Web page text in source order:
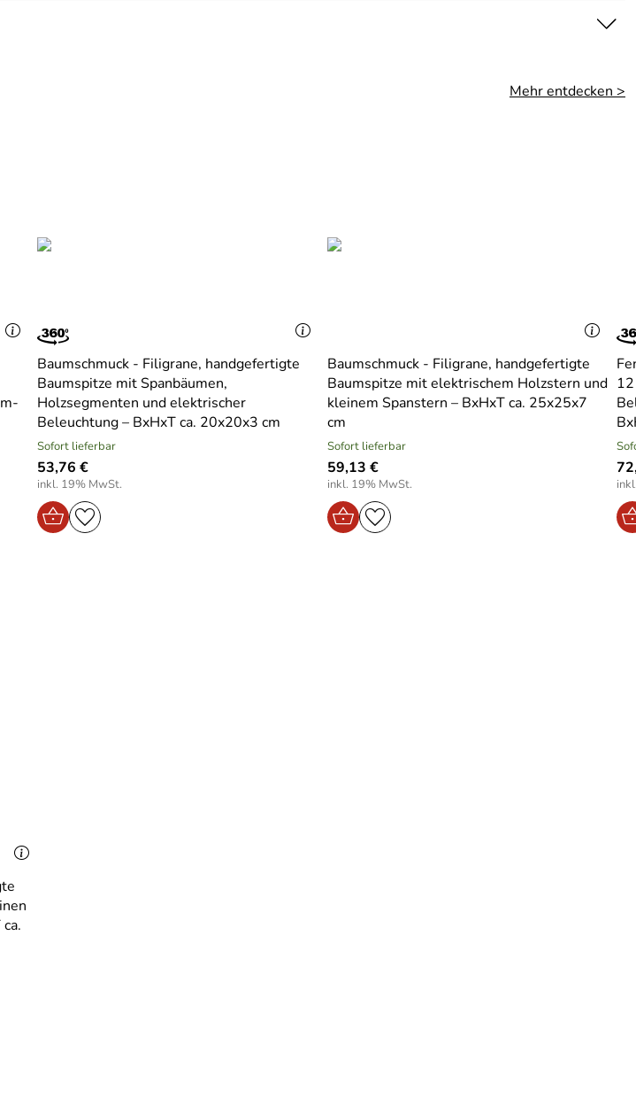
Mehr entdecken >
Baumschmuck - Filigrane, handgefertigte
Baumspitze mit Spanbäumen,
Holzsegmenten und elektrischer
Beleuchtung – BxHxT ca. 20x20x3 cm
Sofort lieferbar
53,76 €
inkl. 19% MwSt.
Baumschmuck - Filigrane, handgefertigte
Baumspitze mit elektrischem Holzstern und
kleinem Spanstern – BxHxT ca. 25x25x7
cm
Sofort lieferbar
59,13 €
inkl. 19% MwSt.